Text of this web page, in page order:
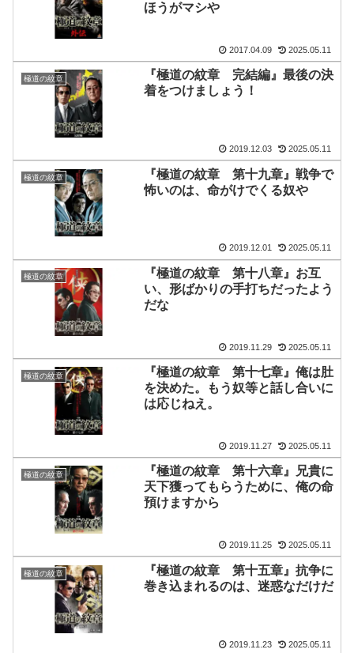
ほうがマシや
2017.04.09 2025.05.11
極道の紋章
『極道の紋章 完結編』最後の決
着をつけましょう！
2019.12.03 2025.05.11
極道の紋章
『極道の紋章 第十九章』戦争で
怖いのは、命がけでくる奴や
2019.12.01 2025.05.11
極道の紋章
『極道の紋章 第十八章』お互
い、形ばかりの手打ちだったよう
だな
2019.11.29 2025.05.11
極道の紋章
『極道の紋章 第十七章』俺は肚
を決めた。もう奴等と話し合いに
は応じねえ。
2019.11.27 2025.05.11
極道の紋章
『極道の紋章 第十六章』兄貴に
天下獲ってもらうために、俺の命
預けますから
2019.11.25 2025.05.11
極道の紋章
『極道の紋章 第十五章』抗争に
巻き込まれるのは、迷惑なだけだ
2019.11.23 2025.05.11